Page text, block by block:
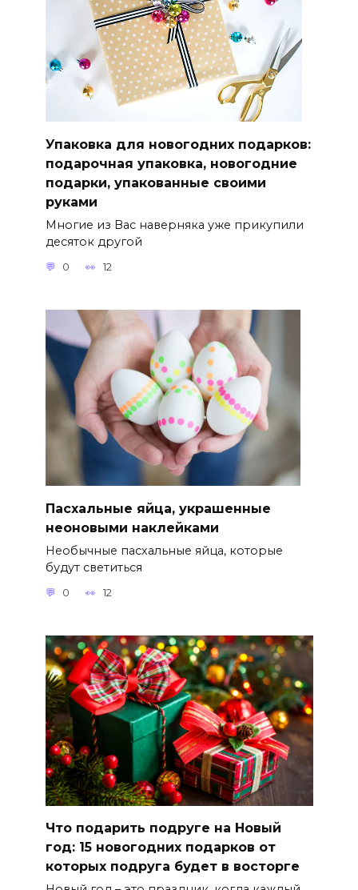
Упаковка для новогодних подарков:
подарочная упаковка, новогодние
подарки, упакованные своими
руками
Многие из Вас наверняка уже прикупили
десяток другой
0 12
Пасхальные яйца, украшенные
неоновыми наклейками
Необычные пасхальные яйца, которые
будут светиться
0 12
Что подарить подруге на Новый
год: 15 новогодних подарков от
которых подруга будет в восторге